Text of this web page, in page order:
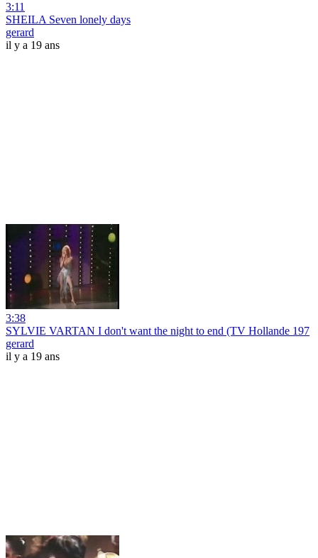
3:11
SHEILA Seven lonely days
gerard
il y a 19 ans
3:38
SYLVIE VARTAN I don't want the night to end (TV Hollande 197
gerard
il y a 19 ans